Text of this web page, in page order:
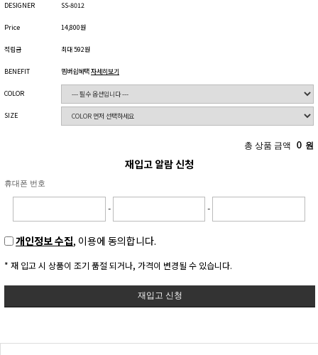
DESIGNER SS-8012
Price 14,800원
적립금 최대 592원
BENEFIT 멤버쉽혜택자세히보기
COLOR
SIZE
총 상품 금액 0 원
재입고 알람 신청
휴대폰 번호
- -
개인정보 수집, 이용에 동의합니다.
* 재 입고 시 상품이 조기 품절 되거나, 가격이 변경될 수 있습니다.
재입고 신청